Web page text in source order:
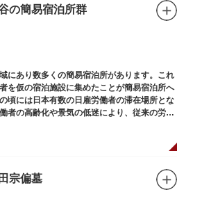
の簡易宿泊所群
にあり数多くの簡易宿泊所があります。これ
を仮の宿泊施設に集めたことが簡易宿泊所へ
頃には日本有数の日雇労働者の滞在場所とな
者の高齢化や景気の低迷により、従来の労働
増えています。
宗偏墓